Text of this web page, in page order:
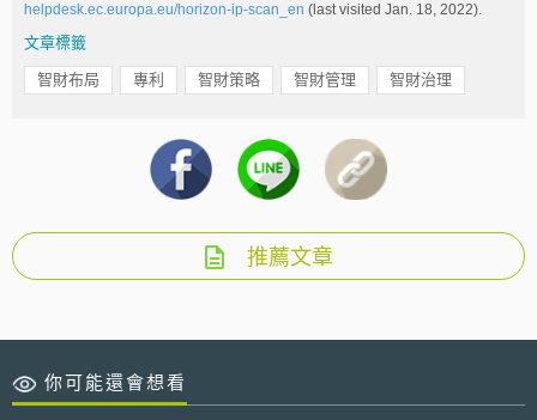
helpdesk.ec.europa.eu/horizon-ip-scan_en (last visited Jan. 18, 2022).
文章標籤
智財布局 專利 智財策略 智財管理 智財治理
推薦文章
你可能還會想看